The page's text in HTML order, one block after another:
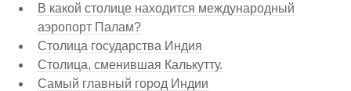
В какой столице находится международный
аэропорт Палам?
Столица государства Индия
Столица, сменившая Калькутту.
Самый главный город Индии